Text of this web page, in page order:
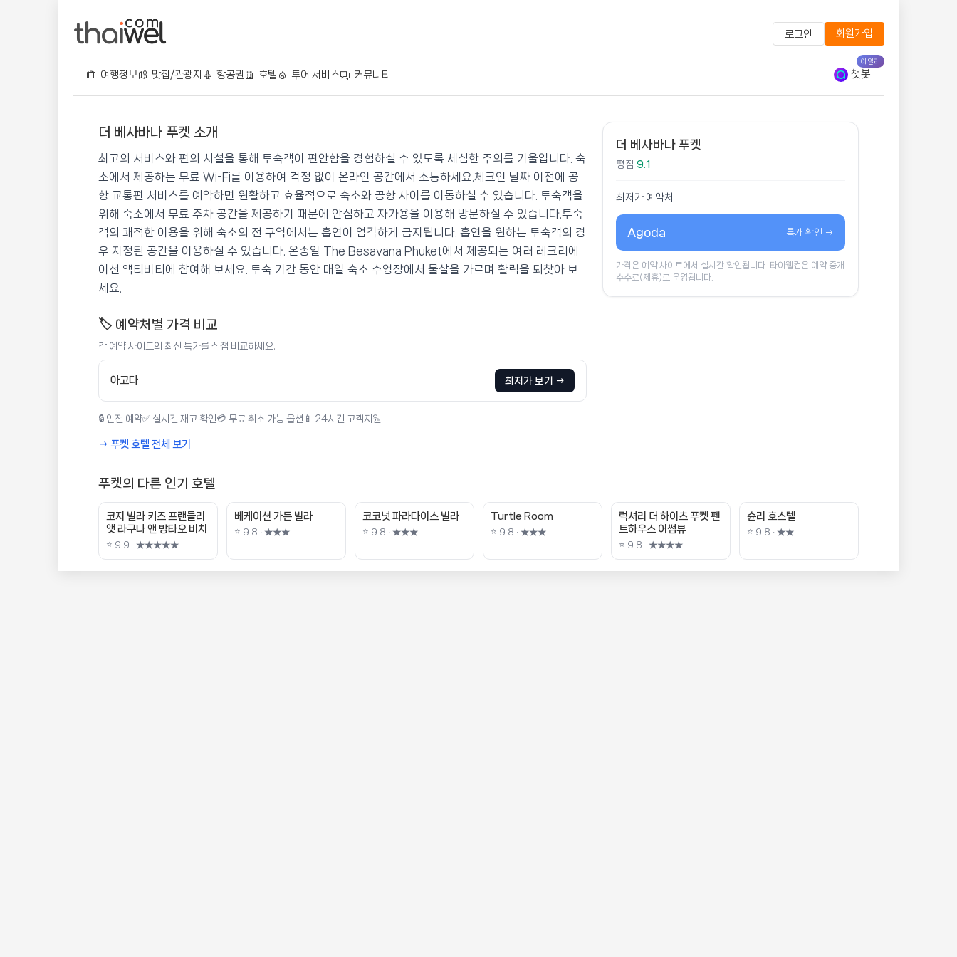
로그인 회원가입
여행정보 맛집/관광지 항공권 호텔 투어 서비스 커뮤니티 챗봇
아일리
더 베사바나 푸켓
📍 푸켓★★★ ⭐ 9.1
💰 최저가 확인 · 예약하기
더 베사바나 푸켓 소개
최고의 서비스와 편의 시설을 통해 투숙객이 편안함을 경험하실 수 있도록 세심한 주의를 기울입니다. 숙
소에서 제공하는 무료 Wi-Fi를 이용하여 걱정 없이 온라인 공간에서 소통하세요.체크인 날짜 이전에 공
항 교통편 서비스를 예약하면 원활하고 효율적으로 숙소와 공항 사이를 이동하실 수 있습니다. 투숙객을
위해 숙소에서 무료 주차 공간을 제공하기 때문에 안심하고 자가용을 이용해 방문하실 수 있습니다.투숙
객의 쾌적한 이용을 위해 숙소의 전 구역에서는 흡연이 엄격하게 금지됩니다. 흡연을 원하는 투숙객의 경
우 지정된 공간을 이용하실 수 있습니다. 온종일 The Besavana Phuket에서 제공되는 여러 레크리에
이션 액티비티에 참여해 보세요. 투숙 기간 동안 매일 숙소 수영장에서 물살을 가르며 활력을 되찾아 보
세요.
🏷️ 예약처별 가격 비교
각 예약 사이트의 최신 특가를 직접 비교하세요.
아고다 최저가 보기 →
🔒 안전 예약✅ 실시간 재고 확인💳 무료 취소 가능 옵션 📱 24시간 고객지원
→ 푸켓 호텔 전체 보기
더 베사바나 푸켓
평점 9.1
최저가 예약처
Agoda 특가 확인 →
가격은 예약 사이트에서 실시간 확인됩니다. 타이웰컴은 예약 중개
수수료(제휴)로 운영됩니다.
푸켓의 다른 인기 호텔
코지 빌라 키즈 프랜들리
앳 라구나 앤 방타오 비치
⭐ 9.9 · ★★★★★
베케이션 가든 빌라
⭐ 9.8 · ★★★
코코넛 파라다이스 빌라
⭐ 9.8 · ★★★
Turtle Room
⭐ 9.8 · ★★★
럭셔리 더 하이츠 푸켓 펜
트하우스 어썸뷰
⭐ 9.8 · ★★★★
슌리 호스텔
⭐ 9.8 · ★★